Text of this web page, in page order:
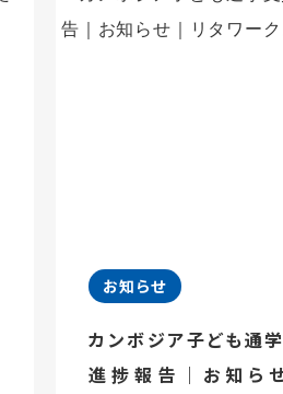
お知らせ
カンボジア子ども通
進捗報告｜お知ら